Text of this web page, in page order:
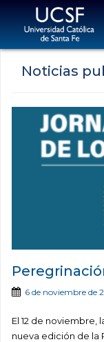
Noticias
6 de noviembre de
El 12 de noviembre,
nueva edición de la